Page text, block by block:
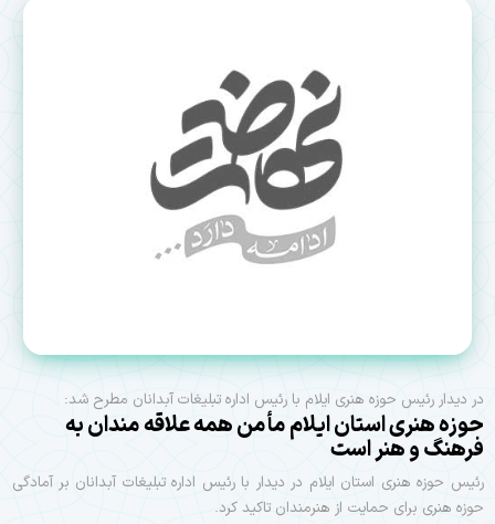
در دیدار رئیس حوزه هنری ایلام با رئیس اداره تبلیغات آبدانان مطرح شد:
حوزه هنری استان ایلام مأمن همه علاقه مندان به
فرهنگ و هنر است
رئیس حوزه هنری استان ایلام در دیدار با رئیس اداره تبلیغات آبدانان بر آمادگی
حوزه هنری برای حمایت از هنرمندان تاکید کرد.